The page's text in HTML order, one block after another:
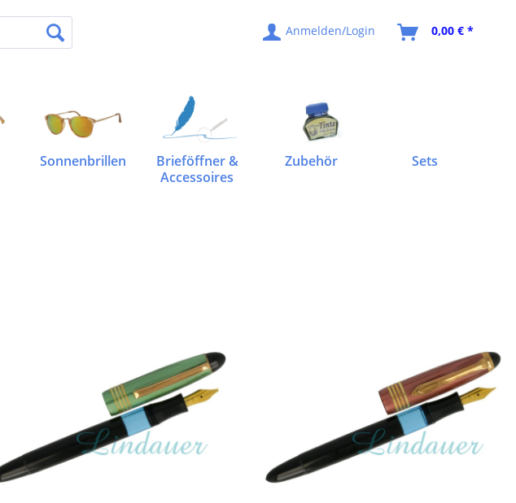
Anmelden/Login 0,00 € *
Sonnenbrillen
Brieföffner &
Accessoires
Zubehör Sets